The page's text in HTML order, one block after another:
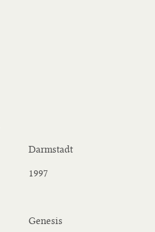
Darmstadt
1997
Genesis